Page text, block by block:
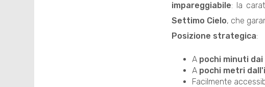
impareggiabile: la
Settimo Cielo, che
Posizione strategica:
A pochi minuti
A pochi metri
Facilmente